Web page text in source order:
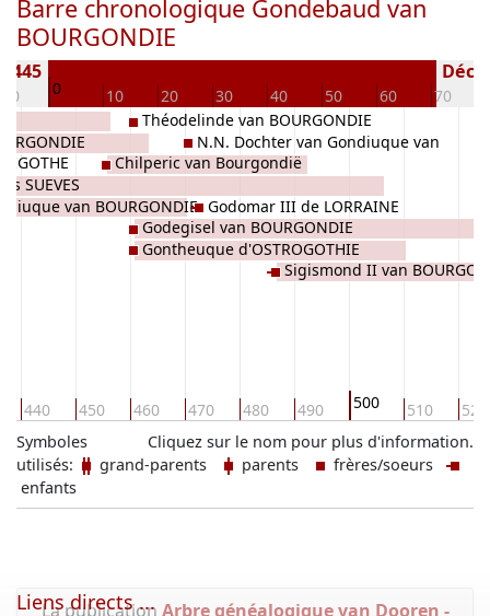
Barre chronologique Gondebaud van
BOURGONDIE
0 10 20 30 40 50 60 70
445
440 450 460 470 480 490 500 510 520
SUEVES
van BOURGONDIE
Chilperic van Bourgondië
Théodelinde van BOURGONDIE
Godegisel van BOURGONDIE
Gontheuque d'OSTROGOTHIE
N.N. Dochter van Gondiuque van
BOURGONDIE
Godomar III de LORRAINE
Sigismond II van
Cliquez sur le nom pour plus d'information.
Symboles
utilisés:
grand-parents parents
frères/soeurs
enfants
La publication Arbre généalogique van Dooren -
Liens directs ...